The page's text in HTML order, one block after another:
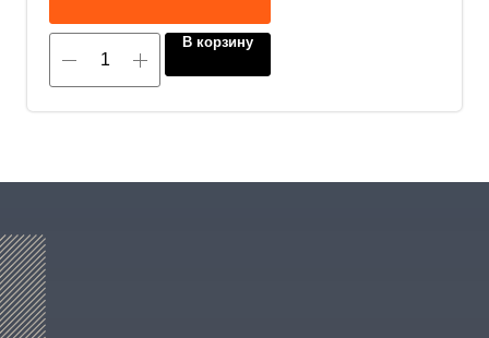
В корзину
политикой конфиденциальности
Add files